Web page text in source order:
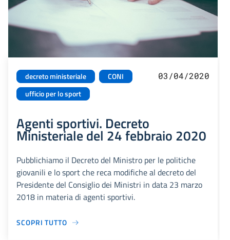
decreto ministeriale
CONI
ufficio per lo sport
03/04/2020
Agenti sportivi. Decreto
Ministeriale del 24 febbraio 2020
Pubblichiamo il Decreto del Ministro per le politiche
giovanili e lo sport che reca modifiche al decreto del
Presidente del Consiglio dei Ministri in data 23 marzo
2018 in materia di agenti sportivi.
SCOPRI TUTTO